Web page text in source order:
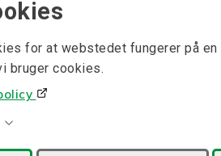
for at webstedet fungerer på
bruger cookies.